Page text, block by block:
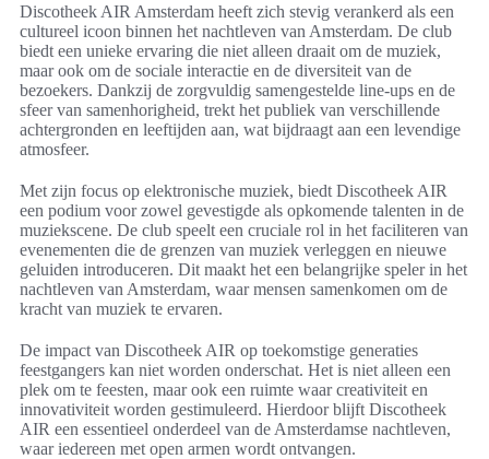
Discotheek AIR Amsterdam heeft zich stevig verankerd als een
cultureel icoon binnen het nachtleven van Amsterdam. De club
biedt een unieke ervaring die niet alleen draait om de muziek,
maar ook om de sociale interactie en de diversiteit van de
bezoekers. Dankzij de zorgvuldig samengestelde line-ups en de
sfeer van samenhorigheid, trekt het publiek van verschillende
achtergronden en leeftijden aan, wat bijdraagt aan een levendige
atmosfeer.
Met zijn focus op elektronische muziek, biedt Discotheek AIR
een podium voor zowel gevestigde als opkomende talenten in de
muziekscene. De club speelt een cruciale rol in het faciliteren van
evenementen die de grenzen van muziek verleggen en nieuwe
geluiden introduceren. Dit maakt het een belangrijke speler in het
nachtleven van Amsterdam, waar mensen samenkomen om de
kracht van muziek te ervaren.
De impact van Discotheek AIR op toekomstige generaties
feestgangers kan niet worden onderschat. Het is niet alleen een
plek om te feesten, maar ook een ruimte waar creativiteit en
innovativiteit worden gestimuleerd. Hierdoor blijft Discotheek
AIR een essentieel onderdeel van de Amsterdamse nachtleven,
waar iedereen met open armen wordt ontvangen.